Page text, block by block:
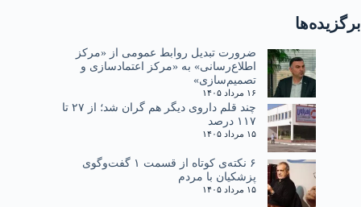
برگزیده‌ها
ضرورت تبدیل روابط عمومی از «مرکز
اطلاع‌رسانی» به «مرکز اعتمادسازی و
تصمیم‌سازی»
۱۶ مرداد ۱۴۰۵
چند قلم داروی دیگر هم گران شد؛ از ۲۷ تا
۱۱۷ درصد
۱۵ مرداد ۱۴۰۵
۶ نکته‌ی کوتاه از قسمت ۱ گفت‌وگوی
پزشکیان با مردم
۱۵ مرداد ۱۴۰۵